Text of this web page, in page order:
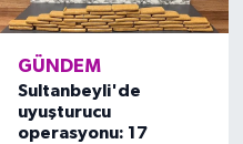
GÜNDEM
Sultanbeyli'de
uyuşturucu
operasyonu: 17